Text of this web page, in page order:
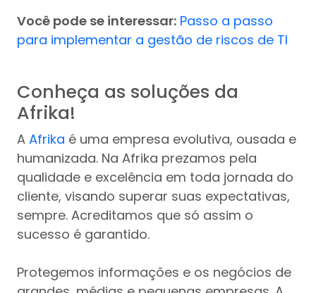
Você pode se interessar: Passo a passo
para implementar a gestão de riscos de TI
Conheça as soluções da
Afrika!
A Afrika é uma empresa evolutiva, ousada e
humanizada. Na Afrika prezamos pela
qualidade e excelência em toda jornada do
cliente, visando superar suas expectativas,
sempre. Acreditamos que só assim o
sucesso é garantido.
Protegemos informações e os negócios de